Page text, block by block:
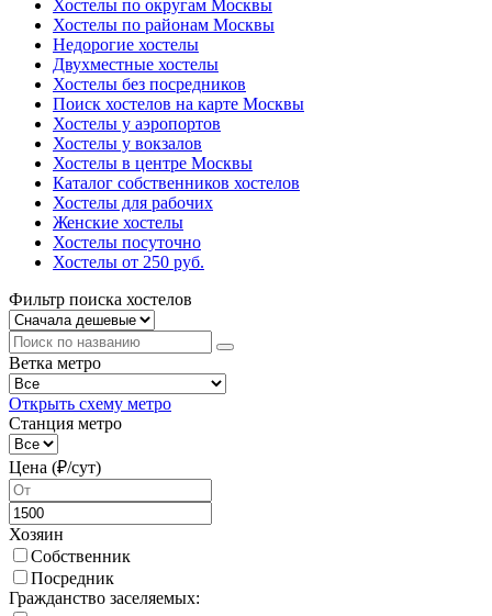
Хостелы по округам Москвы
Хостелы по районам Москвы
Недорогие хостелы
Двухместные хостелы
Хостелы без посредников
Поиск хостелов на карте Москвы
Хостелы у аэропортов
Хостелы у вокзалов
Хостелы в центре Москвы
Каталог собственников хостелов
Хостелы для рабочих
Женские хостелы
Хостелы посуточно
Хостелы от 250 руб.
Фильтр поиска хостелов
Ветка метро
Открыть схему метро
Станция метро
Цена (₽/cут)
Хозяин
Собственник
Посредник
Гражданство заселяемых: